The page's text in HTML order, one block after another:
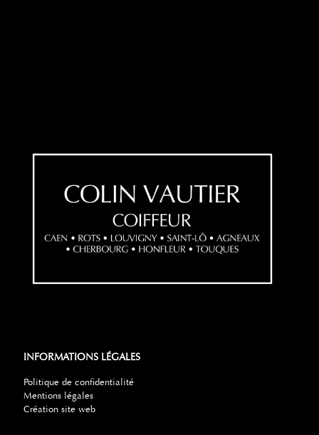
INFORMATIONS LÉGALES
Politique de confidentialité
Mentions légales
Création site web